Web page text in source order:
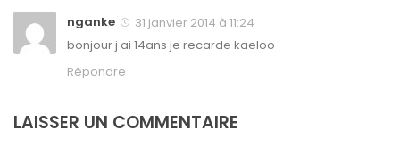
nganke
31 janvier 2014 à 11:24
bonjour j ai 14ans je recarde kaeloo
Répondre
LAISSER UN COMMENTAIRE